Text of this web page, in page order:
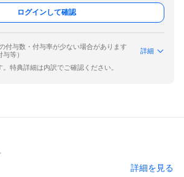
ログインして確認
付与数・付与率が少ない場合があります
等）
詳細
特典詳細は内訳でご確認ください。
詳細を見る